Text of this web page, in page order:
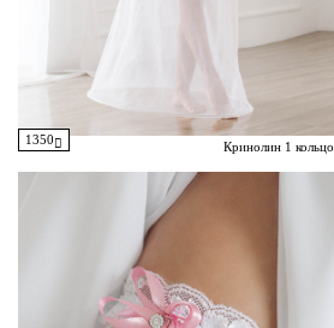
1350 Кринолин 1 кольцо